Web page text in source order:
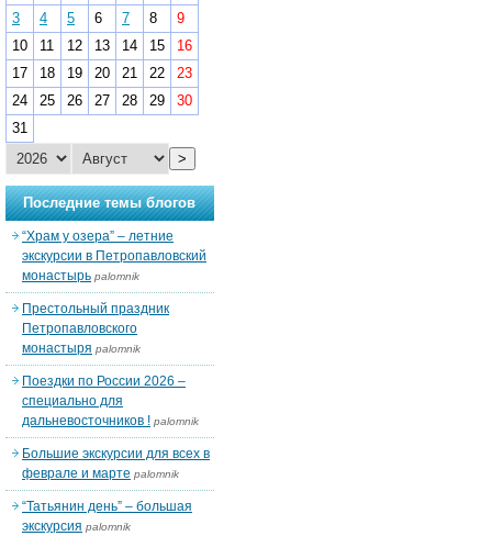
3
4 5 6 7 8
9
10
11 12 13 14 15
16
17
18 19 20 21 22
23
24
25 26 27 28 29
30
31
>
Последние темы блогов
“Храм у озера” – летние
экскурсии в Петропавловский
монастырь palomnik
Престольный праздник
Петропавловского
монастыря palomnik
Поездки по России 2026 –
специально для
дальневосточников ! palomnik
Большие экскурсии для всех в
феврале и марте palomnik
“Татьянин день” – большая
экскурсия palomnik